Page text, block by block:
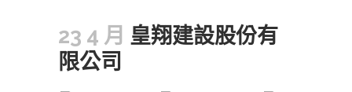
23 4 月 皇翔建設股份有
限公司